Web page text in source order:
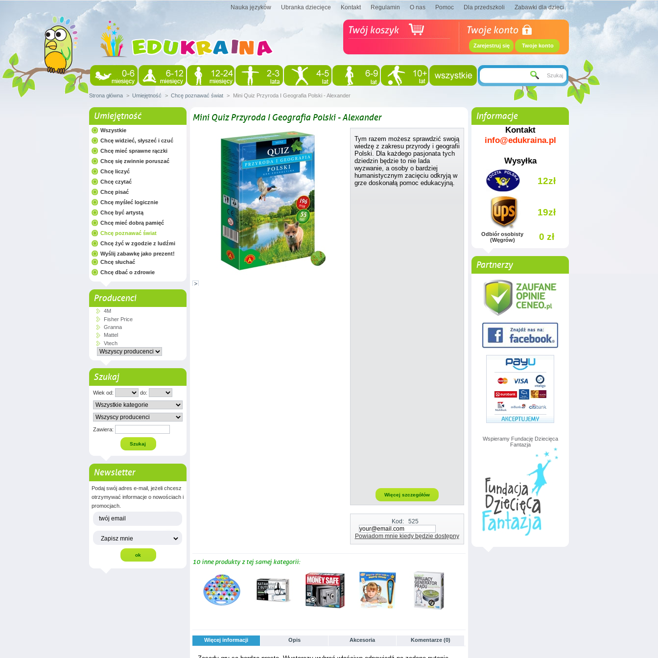
Nauka języków Ubranka dziecięce Kontakt Regulamin O nas Pomoc Dla przedszkoli Zabawki dla dzieci
Zarejestruj się Twoje konto
Strona główna > Umiejętność > Chcę poznawać świat > Mini Quiz Przyroda I Geografia Polski - Alexander
Umiejętność
Wszystkie
Chcę widzieć, słyszeć i czuć
Chcę mieć sprawne rączki
Chcę się zwinnie poruszać
Chcę liczyć
Chcę czytać
Chcę pisać
Chcę myśleć logicznie
Chcę być artystą
Chcę mieć dobrą pamięć
Chcę poznawać świat
Chcę żyć w zgodzie z ludźmi
Wyślij zabawkę jako prezent!
Chcę słuchać
Chcę dbać o zdrowie
Producenci
4M
Fisher Price
Granna
Mattel
Vtech
Szukaj
Wiek od: do:
Zawiera:
Newsletter
Podaj swój adres e-mail, jeżeli chcesz
otrzymywać informacje o nowościach i
promocjach.
Mini Quiz Przyroda I Geografia Polski - Alexander
Tym razem możesz sprawdzić swoją
wiedzę z zakresu przyrody i geografii
Polski. Dla każdego pasjonata tych
dziedzin będzie to nie lada
wyzwanie, a osoby o bardziej
humanistycznym zacięciu odkryją w
grze doskonałą pomoc edukacyjną.
Więcej szczegółów
Kod: 525
Powiadom mnie kiedy będzie dostępny
10 inne produkty z tej samej kategorii:
Więcej informacji Opis Akcesoria Komentarze (0)
Informacje
Kontakt
info@edukraina.pl
Wysyłka
12zł
19zł
Odbiór osobisty
(Węgrów)
0 zł
Partnerzy
Wspieramy Fundację Dziecięca
Fantazja